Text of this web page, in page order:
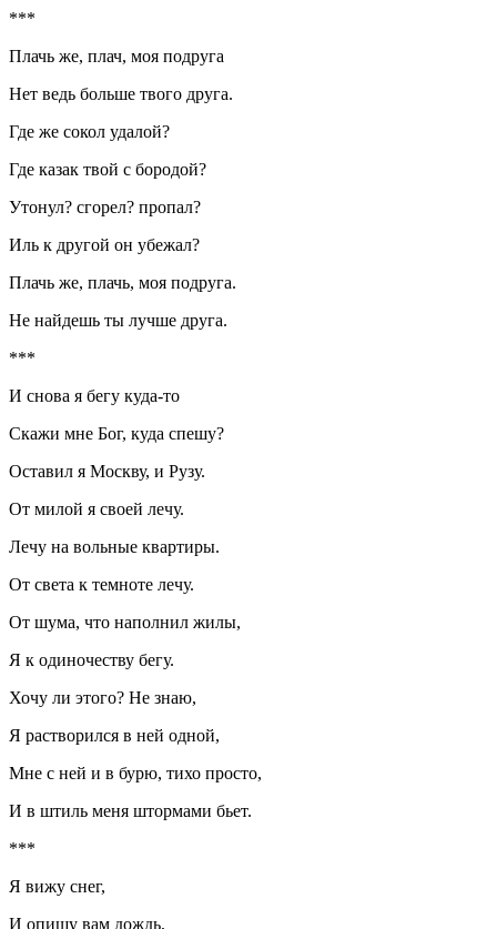
***
Плачь же, плач, моя подруга
Нет ведь больше твого друга.
Где же сокол удалой?
Где казак твой с бородой?
Утонул? сгорел? пропал?
Иль к другой он убежал?
Плачь же, плачь, моя подруга.
Не найдешь ты лучше друга.
***
И снова я бегу куда-то
Скажи мне Бог, куда спешу?
Оставил я Москву, и Рузу.
От милой я своей лечу.
Лечу на вольные квартиры.
От света к темноте лечу.
От шума, что наполнил жилы,
Я к одиночеству бегу.
Хочу ли этого? Не знаю,
Я растворился в ней одной,
Мне с ней и в бурю, тихо просто,
И в штиль меня штормами бьет.
***
Я вижу снег,
И опишу вам дождь,